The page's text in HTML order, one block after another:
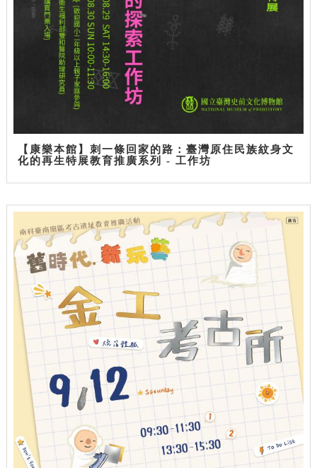
【康樂本館】刺一條回家的路：臺灣原住民族紋身文
化的再生特展教育推廣系列 - 工作坊